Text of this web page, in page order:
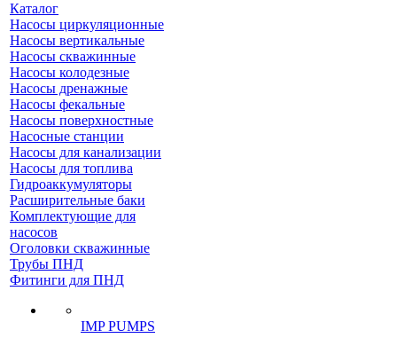
Каталог
Насосы циркуляционные
Насосы вертикальные
Насосы скважинные
Насосы колодезные
Насосы дренажные
Насосы фекальные
Насосы поверхностные
Насосные станции
Насосы для канализации
Насосы для топлива
Гидроаккумуляторы
Расширительные баки
Комплектующие для
насосов
Оголовки скважинные
Трубы ПНД
Фитинги для ПНД
IMP PUMPS